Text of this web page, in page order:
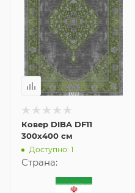
Ковер DIBA DF11
300x400 см
Доступно: 1
Страна: